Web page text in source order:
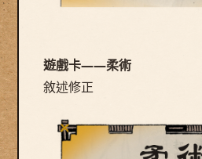
遊戲卡——柔術
敘述修正